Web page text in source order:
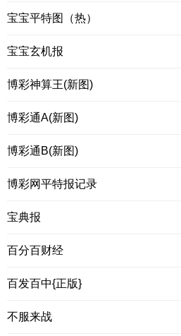
宝宝平特图（热）
宝宝玄机报
博彩神算王(新图)
博彩通A(新图)
博彩通B(新图)
博彩网平特报记录
宝典报
百分百财经
百发百中{正版}
不服来战